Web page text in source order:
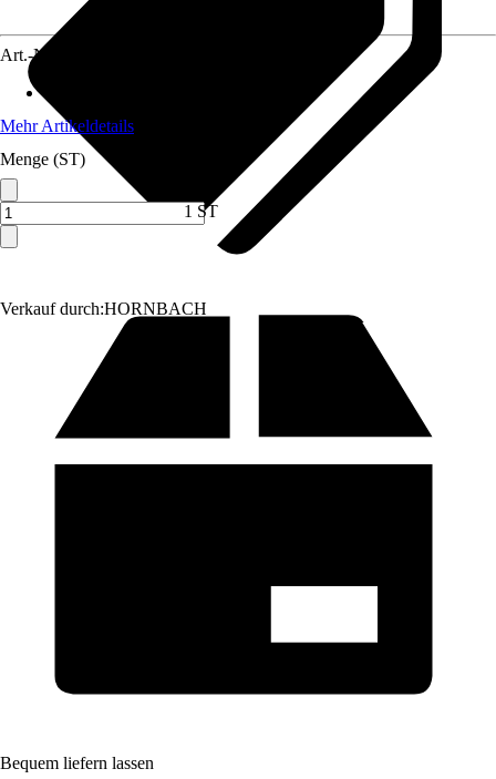
Verkauf durch:HORNBACH
Art.-Nr.
Mehr Artikeldetails
Menge (ST)
1 ST
Bequem liefern lassen